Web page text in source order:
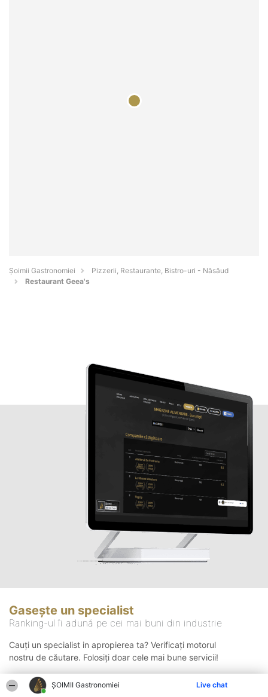
ȘOIMII Gastronomiei Live chat
Șoimii Gastronomiei
Pizzerii, Restaurante, Bistro-uri - Năsăud
Restaurant Geea's
Gasește un specialist
Ranking-ul îi adună pe cei mai buni din industrie
Cauți un specialist in apropierea ta? Verificați motorul
nostru de căutare. Folosiți doar cele mai bune servicii!